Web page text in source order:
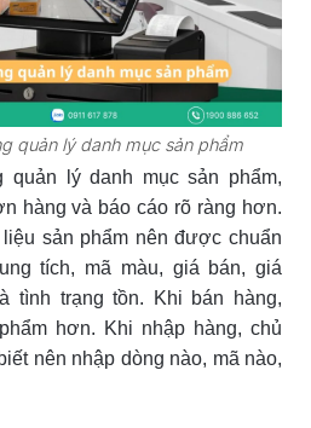
quản lý danh mục sản phẩm
quản lý danh mục sản phẩm,
hàng và báo cáo rõ ràng hơn.
sản phẩm nên được chuẩn
tích, mã màu, giá bán, giá
tình trạng tồn. Khi bán hàng,
hơn. Khi nhập hàng, chủ
nên nhập dòng nào, mã nào,